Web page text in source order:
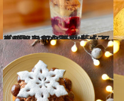
2021.10.19
ビジュアルも味もナイスィーツ！ スイーツ芸人 スイーツなかのが選ぶ 心ときめくテイクアウトパフェ5品
グルメ